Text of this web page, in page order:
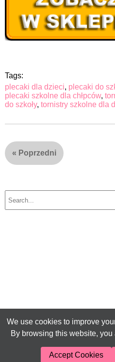
Tags:
plecaki dla dzieci, plecaki do
plecaki szkolne dla chłpców,
do szkoły, tornistry szkolne dla
« Poprzedni
We use cookies to improve
By browsing this website,
Accept Cookies